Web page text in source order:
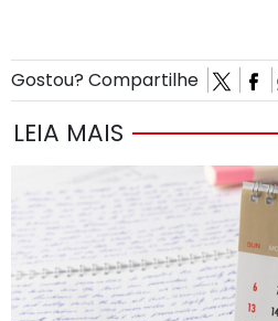
Gostou? Compartilhe
LEIA MAIS